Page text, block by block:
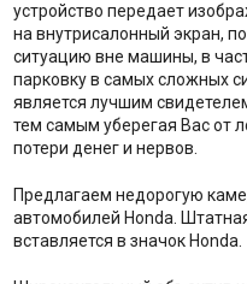
устройство передает
на внутрисалонный экран,
ситуацию вне машины, в
парковку в самых сложных
является лучшим
тем самым уберегая Вас от
потери денег и нервов.
Предлагаем недорогую
автомобилей Honda.
вставляется в значок Honda.